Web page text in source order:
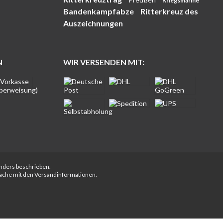
Bandenkampfabze
Ritterkreuz des
Auszeichnungen
WIR VERSENDEN MIT:
beschrieben.
mit den Versandinformationen.